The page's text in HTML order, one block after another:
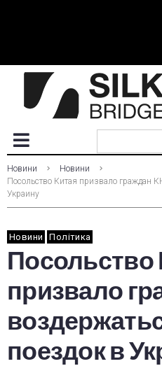
Новини
Новини
Посольство Китая призвало граждан
Украину
Новини Політика
Посольство
призвало
поездок в